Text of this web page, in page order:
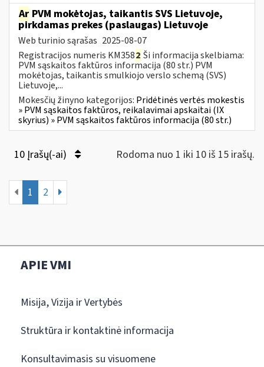
Ar PVM mokėtojas, taikantis SVS Lietuvoje,
pirkdamas prekes (paslaugas) Lietuvoje
Web turinio sąrašas 2025-08-07
Registracijos numeris KM3582 Ši informacija skelbiama:
PVM sąskaitos faktūros informacija (80 str.) PVM
mokėtojas, taikantis smulkiojo verslo schemą (SVS)
Lietuvoje,...
Mokesčių žinyno kategorijos: Pridėtinės vertės mokestis
» PVM sąskaitos faktūros, reikalavimai apskaitai (IX
skyrius) » PVM sąskaitos faktūros informacija (80 str.)
10 Įrašų(-ai) Rodoma nuo 1 iki 10 iš 15 irašų.
1 2
APIE VMI
Misija, Vizija ir Vertybės
Struktūra ir kontaktinė informacija
Konsultavimasis su visuomene